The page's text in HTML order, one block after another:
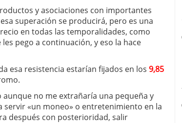
y asociaciones con importantes
superación se producirá, pero es una
en todas las temporalidades, como
pego a continuación, y eso la hace
esa resistencia estarían fijados en los 9,85
no me extrañaría una pequeña y
«un moneo» o entretenimiento en la
después con posterioridad, salir